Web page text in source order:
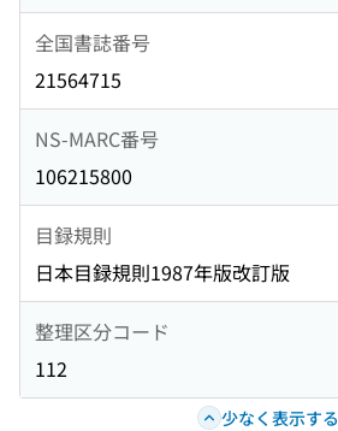
全国書誌番号
21564715
NS-MARC番号
106215800
目録規則
日本目録規則1987年版改訂版
整理区分コード
112
少なく表示する